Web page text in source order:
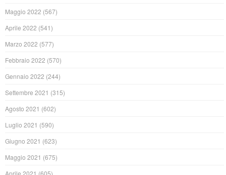
Maggio 2022 (567)
Aprile 2022 (541)
Marzo 2022 (577)
Febbraio 2022 (570)
Gennaio 2022 (244)
Settembre 2021 (315)
Agosto 2021 (602)
Luglio 2021 (590)
Giugno 2021 (623)
Maggio 2021 (675)
Aprile 2021 (605)